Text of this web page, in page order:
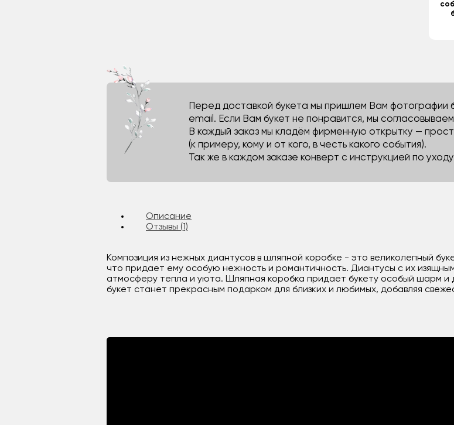
Перед доставкой букета мы пришлем Вам фотографии
email. Если Вам букет не понравится, мы
В каждый заказ мы кладём фирменную открытку —
(к примеру, кому и от кого, в честь какого события).
Так же в каждом заказе конверт с инструкцией по
Описание
Отзывы (1)
Композиция из нежных диантусов в шляпной коробке - это великолепный
что придает ему особую нежность и романтичность. Диантусы с их
атмосферу тепла и уюта. Шляпная коробка придает букету особый шарм и
букет станет прекрасным подарком для близких и любимых, добавляя